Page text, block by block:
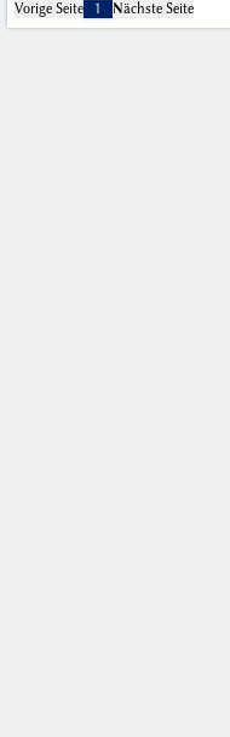
Vorige Seite
1 Nächste Seite